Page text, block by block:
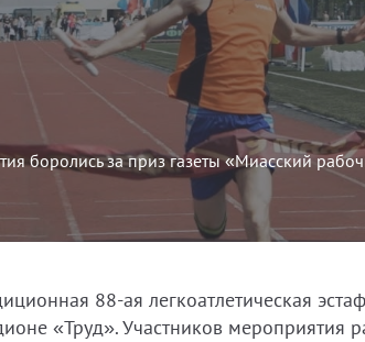
боролись за приз газеты «Миасский
88-ая легкоатлетическая
«Труд». Участников мероприятия